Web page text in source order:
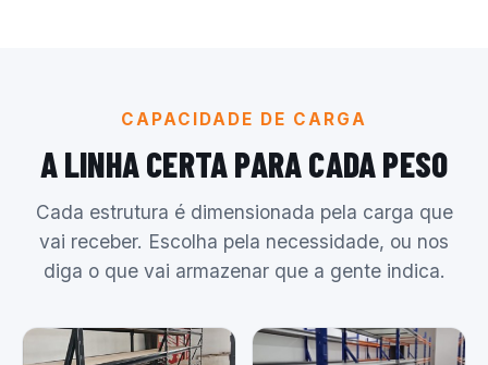
CAPACIDADE DE CARGA
A LINHA CERTA PARA CADA PESO
Cada estrutura é dimensionada pela carga que
vai receber. Escolha pela necessidade, ou nos
diga o que vai armazenar que a gente indica.